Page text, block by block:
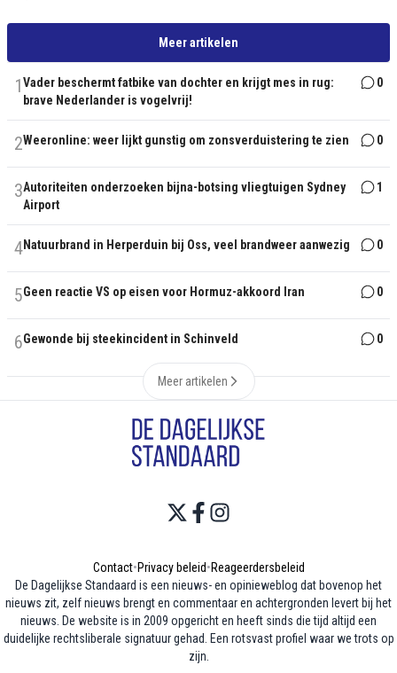
Meer artikelen
1Vader beschermt fatbike van dochter en krijgt mes in rug:
brave Nederlander is vogelvrij!
0
2Weeronline: weer lijkt gunstig om zonsverduistering te zien 0
3Autoriteiten onderzoeken bijna-botsing vliegtuigen Sydney
Airport
1
4Natuurbrand in Herperduin bij Oss, veel brandweer aanwezig 0
5Geen reactie VS op eisen voor Hormuz-akkoord Iran 0
6Gewonde bij steekincident in Schinveld 0
Meer artikelen
Contact•Privacy beleid•Reageerdersbeleid
De Dagelijkse Standaard is een nieuws- en opinieweblog dat bovenop het
nieuws zit, zelf nieuws brengt en commentaar en achtergronden levert bij het
nieuws. De website is in 2009 opgericht en heeft sinds die tijd altijd een
duidelijke rechtsliberale signatuur gehad. Een rotsvast profiel waar we trots op
zijn.